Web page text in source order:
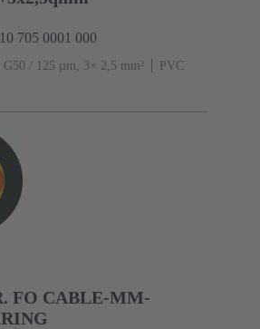
705 0001 000
G50 / 125 µm, 3× 2,5 mm² PVC
FO CABLE-MM-